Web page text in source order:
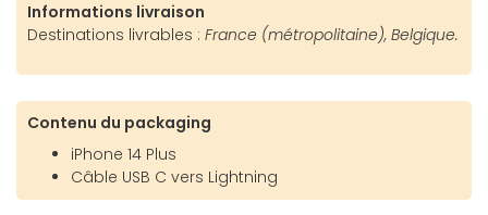
Informations livraison
Destinations livrables : France (métropolitaine), Belgique.
Contenu du packaging
iPhone 14 Plus
Câble USB C vers Lightning